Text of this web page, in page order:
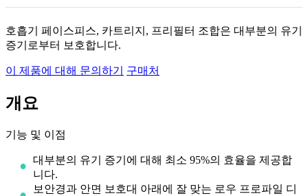
호흡기 페이스피스, 카트리지, 프리필터 조합은 대부분의 유기
증기로부터 보호합니다.
이 제품에 대해 문의하기 구매처
개요
기능 및 이점
대부분의 유기 증기에 대해 최소 95%의 효율을 제공합
니다.
보안경과 안면 보호대 아래에 잘 맞는 로우 프로파일 디